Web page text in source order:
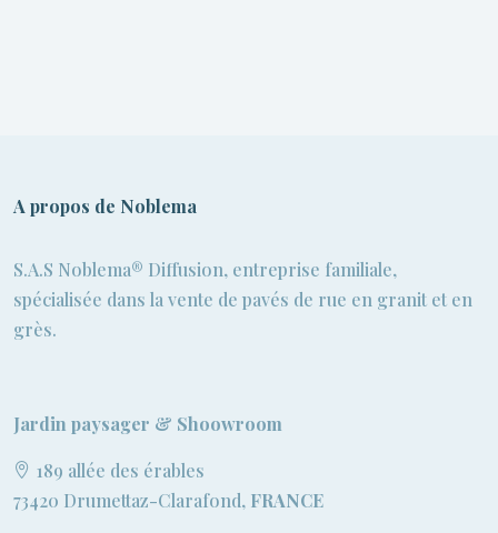
A propos de Noblema
S.A.S Noblema® Diffusion, entreprise familiale,
spécialisée dans la vente de pavés de rue en granit et en
grès.
Jardin paysager & Shoowroom
189 allée des érables
73420 Drumettaz-Clarafond, FRANCE